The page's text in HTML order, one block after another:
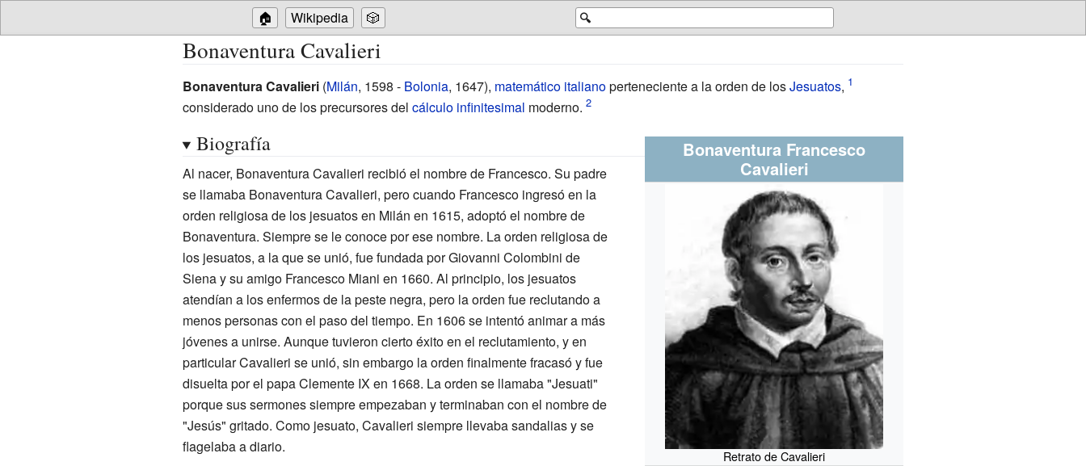
🔍
🏠 Wikipedia 🎲
Bonaventura Cavalieri
Bonaventura Cavalieri(Milán, 1598 - Bolonia, 1647), matemático italianoperteneciente a la orden de losJesuatos,
considerado uno de los precursores del cálculo infinitesimal moderno.
Bonaventura Francesco
Cavalieri
Retrato de Cavalieri
Biografía
Al nacer, Bonaventura Cavalieri recibió el nombre de Francesco. Su padre
se llamaba Bonaventura Cavalieri, pero cuando Francesco ingresó en la
orden religiosa de los jesuatos en Milán en 1615, adoptó el nombre de
Bonaventura. Siempre se le conoce por ese nombre. La orden religiosa de
los jesuatos, a la que se unió, fue fundada por Giovanni Colombini de
Siena y su amigo Francesco Miani en 1660. Al principio, los jesuatos
atendían a los enfermos de la peste negra, pero la orden fue reclutando a
menos personas con el paso del tiempo. En 1606 se intentó animar a más
jóvenes a unirse. Aunque tuvieron cierto éxito en el reclutamiento, y en
particular Cavalieri se unió, sin embargo la orden finalmente fracasó y fue
disuelta por el papa Clemente IX en 1668. La orden se llamaba "Jesuati"
porque sus sermones siempre empezaban y terminaban con el nombre de
"Jesús" gritado. Como jesuato, Cavalieri siempre llevaba sandalias y se
flagelaba a diario.